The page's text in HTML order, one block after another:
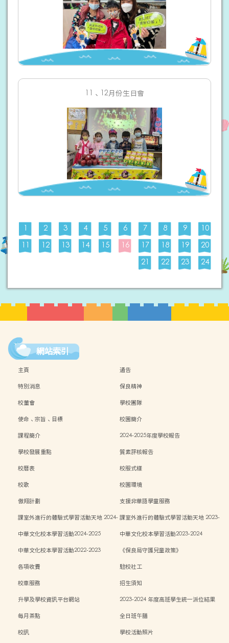
11、12月份生日會
1 2 3 4 5 6 7 8 9
10
11
12 13 14 15 16 17 18 19
20
21
22 23 24
網站索引
主頁
通告
特別消息
保良精神
校董會
學校團隊
使命、宗旨、目標
校園簡介
課程簡介
2024-2025年度學校報告
學校發展重點
質素評核報告
校曆表
校服式樣
校歌
校園環境
傲翔計劃
支援非華語學童服務
課室外進行的體驗式學習活動天地 2024-課室外進行的體驗式學習活動天地 2023-
中華文化校本學習活動2024-2025
中華文化校本學習活動2023-2024
中華文化校本學習活動2022-2023
《保良局守護兒童政策》
各項收費
駐校社工
校車服務
招生須知
升學及學校資訊平台網站
2023-2024 年度高班學生統一派位結果
每月茶點
全日班午膳
校訊
學校活動照片